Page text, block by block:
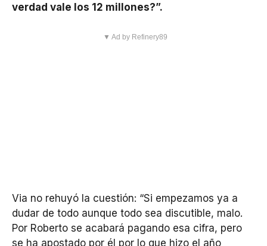
verdad vale los 12 millones?”.
▼ Ad by Refinery89
Via no rehuyó la cuestión: “Si empezamos ya a
dudar de todo aunque todo sea discutible, malo.
Por Roberto se acabará pagando esa cifra, pero
se ha apostado por él por lo que hizo el año